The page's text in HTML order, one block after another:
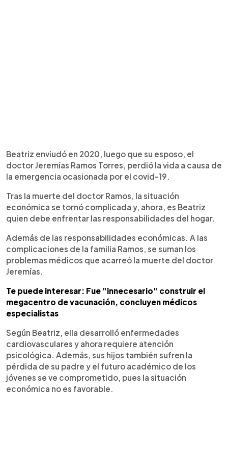
Beatriz enviudó en 2020, luego que su esposo, el
doctor Jeremías Ramos Torres, perdió la vida a causa de
la emergencia ocasionada por el covid-19.
Tras la muerte del doctor Ramos, la situación
económica se tornó complicada y, ahora, es Beatriz
quien debe enfrentar las responsabilidades del hogar.
Además de las responsabilidades económicas. A las
complicaciones de la familia Ramos, se suman los
problemas médicos que acarreó la muerte del doctor
Jeremías.
Te puede interesar: Fue "innecesario" construir el
megacentro de vacunación, concluyen médicos
especialistas
Según Beatriz, ella desarrolló enfermedades
cardiovasculares y ahora requiere atención
psicológica. Además, sus hijos también sufren la
pérdida de su padre y el futuro académico de los
jóvenes se ve comprometido, pues la situación
económica no es favorable.